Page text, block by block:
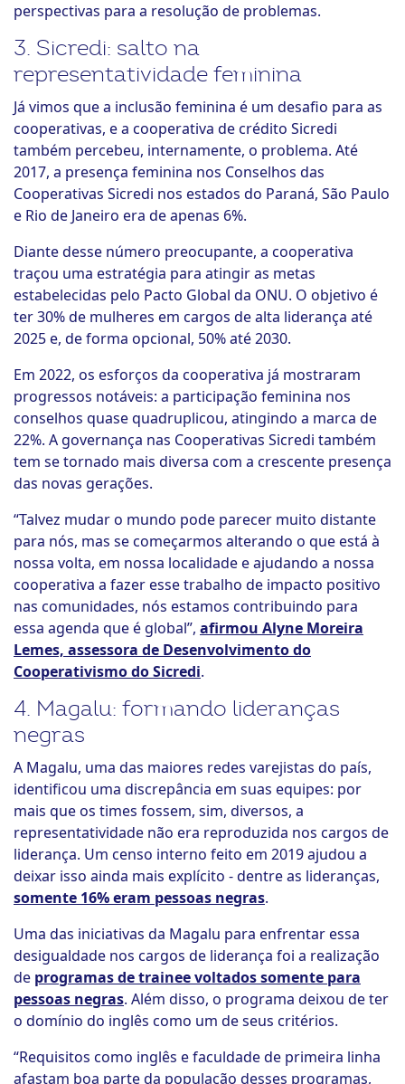
perspectivas para a resolução de problemas.
3. Sicredi: salto na
representatividade feminina
Já vimos que a inclusão feminina é um desafio para as
cooperativas, e a cooperativa de crédito Sicredi
também percebeu, internamente, o problema. Até
2017, a presença feminina nos Conselhos das
Cooperativas Sicredi nos estados do Paraná, São Paulo
e Rio de Janeiro era de apenas 6%.
Diante desse número preocupante, a cooperativa
traçou uma estratégia para atingir as metas
estabelecidas pelo Pacto Global da ONU. O objetivo é
ter 30% de mulheres em cargos de alta liderança até
2025 e, de forma opcional, 50% até 2030.
Em 2022, os esforços da cooperativa já mostraram
progressos notáveis: a participação feminina nos
conselhos quase quadruplicou, atingindo a marca de
22%. A governança nas Cooperativas Sicredi também
tem se tornado mais diversa com a crescente presença
das novas gerações.
“Talvez mudar o mundo pode parecer muito distante
para nós, mas se começarmos alterando o que está à
nossa volta, em nossa localidade e ajudando a nossa
cooperativa a fazer esse trabalho de impacto positivo
nas comunidades, nós estamos contribuindo para
essa agenda que é global”, afirmou Alyne Moreira
Lemes, assessora de Desenvolvimento do
Cooperativismo do Sicredi.
4. Magalu: formando lideranças
negras
A Magalu, uma das maiores redes varejistas do país,
identificou uma discrepância em suas equipes: por
mais que os times fossem, sim, diversos, a
representatividade não era reproduzida nos cargos de
liderança. Um censo interno feito em 2019 ajudou a
deixar isso ainda mais explícito - dentre as lideranças,
somente 16% eram pessoas negras.
Uma das iniciativas da Magalu para enfrentar essa
desigualdade nos cargos de liderança foi a realização
de programas de trainee voltados somente para
pessoas negras. Além disso, o programa deixou de ter
o domínio do inglês como um de seus critérios.
“Requisitos como inglês e faculdade de primeira linha
afastam boa parte da população desses programas,